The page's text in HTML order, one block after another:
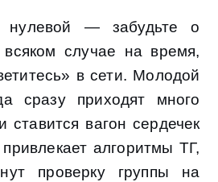
нулевой — забудьте о
всяком случае на время,
в сети. Молодой
сразу приходят много
ставится вагон сердечек
алгоритмы ТГ,
проверку группы на